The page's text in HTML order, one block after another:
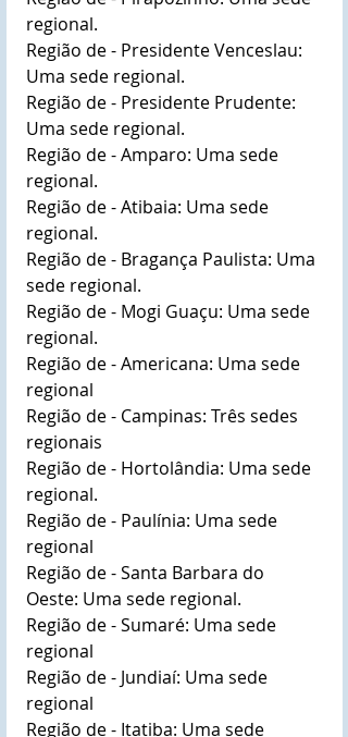
regional.
Região de - Presidente Venceslau:
Uma sede regional.
Região de - Presidente Prudente:
Uma sede regional.
Região de - Amparo: Uma sede
regional.
Região de - Atibaia: Uma sede
regional.
Região de - Bragança Paulista: Uma
sede regional.
Região de - Mogi Guaçu: Uma sede
regional.
Região de - Americana: Uma sede
regional
Região de - Campinas: Três sedes
regionais
Região de - Hortolândia: Uma sede
regional.
Região de - Paulínia: Uma sede
regional
Região de - Santa Barbara do
Oeste: Uma sede regional.
Região de - Sumaré: Uma sede
regional
Região de - Jundiaí: Uma sede
regional
Região de - Itatiba: Uma sede